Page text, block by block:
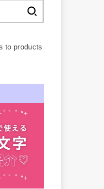
to products